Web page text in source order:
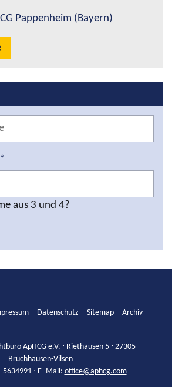
Pappenheim (Bayern)
*
aus 3 und 4?
Datenschutz Sitemap Archiv
ApHCG e.V. ⋅ Riethausen 5 ⋅ 27305
Bruchhausen-Vilsen
5634991 ⋅ E- Mail: office@aphcg.com